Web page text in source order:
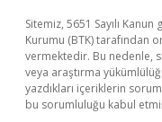
Sitemiz, 5651 Sayılı
Kurumu (BTK) tarafından
vermektedir. Bu nedenle,
veya araştırma
yazdıkları içeriklerin
bu sorumluluğu kabul